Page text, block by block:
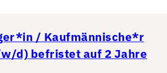
/ Kaufmännische*r
d) befristet auf 2 Jahre